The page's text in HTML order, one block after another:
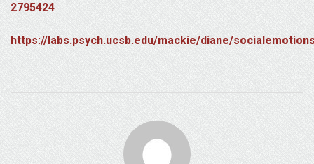
2795424
https://labs.psych.ucsb.edu/mackie/diane/